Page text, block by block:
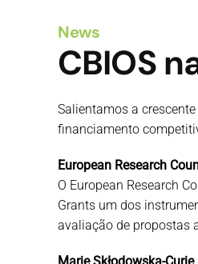
News
CBIOS
Salientamos a
financiamento
European Research
O European Research
Grants um dos
avaliação de propostas